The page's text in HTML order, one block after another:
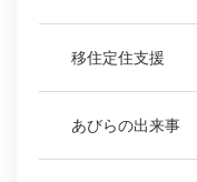
移住定住支援
あびらの出来事